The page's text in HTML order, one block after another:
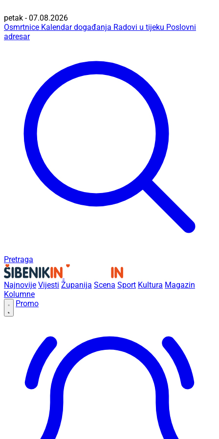
petak - 07.08.2026
Osmrtnice Kalendar događanja Radovi u tijeku Poslovni
adresar
Pretraga
Najnovije Vijesti Županija Scena Sport Kultura Magazin
Kolumne
Promo